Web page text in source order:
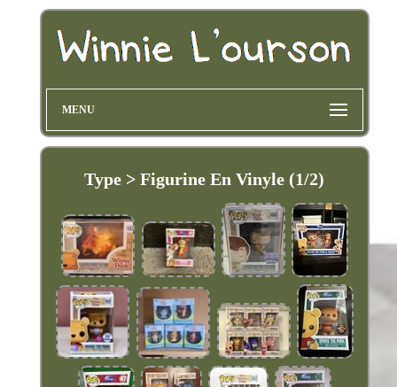
MENU
Type > Figurine En Vinyle (1/2)